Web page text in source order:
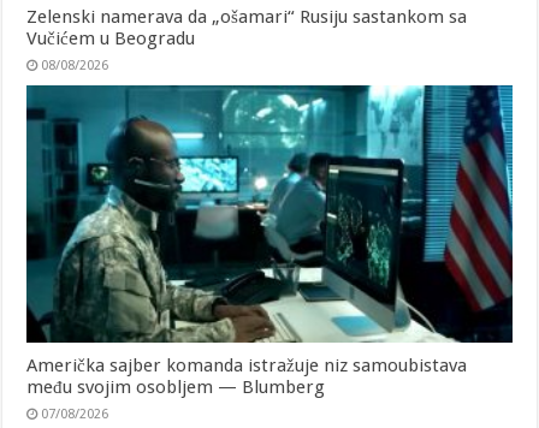
Zelenski namerava da „ošamari“ Rusiju sastankom sa
Vučićem u Beogradu
08/08/2026
Američka sajber komanda istražuje niz samoubistava
među svojim osobljem — Blumberg
07/08/2026